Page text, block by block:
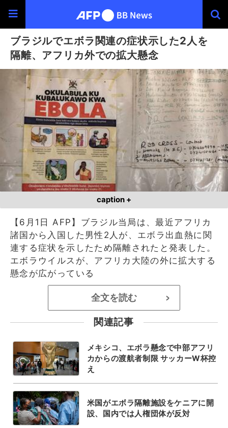
ブラジルでエボラ関連の症状示した2人を
隔離、アフリカ外での拡大懸念
caption +
【6月1日 AFP】ブラジル当局は、最近アフリカ
諸国から入国した男性2人が、エボラ出血熱に関
連する症状を示したため隔離されたと発表した。
エボラウイルスが、アフリカ大陸の外に拡大する
懸念が広がっている
全文を読む >
関連記事
メキシコ、エボラ懸念で中部アフリ
カからの渡航者制限 サッカーW杯控
え
米国がエボラ隔離施設をケニアに開
設、国内では人権団体が反対